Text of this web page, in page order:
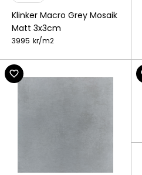
Klinker Macro Grey Mosaik
Matt 3x3cm
3995 kr/m2